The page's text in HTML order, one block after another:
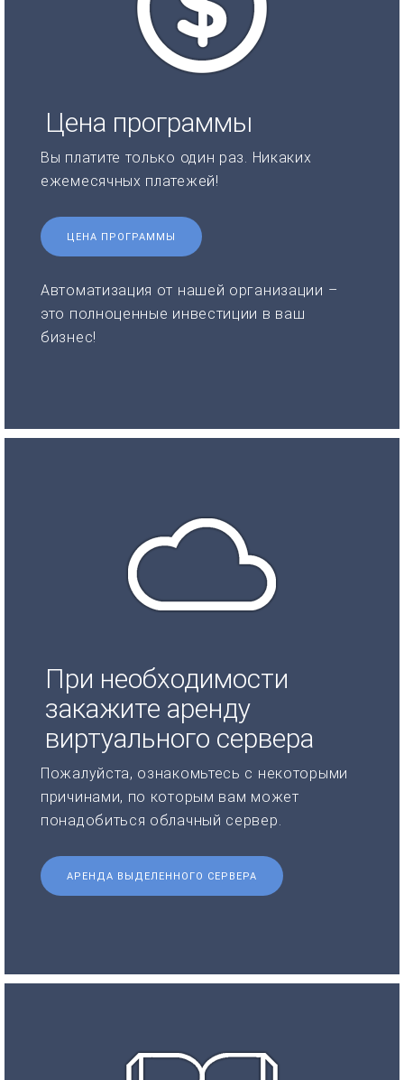
Цена программы
Вы платите только один раз. Никаких
ежемесячных платежей!
ЦЕНА ПРОГРАММЫ
Автоматизация от нашей организации –
это полноценные инвестиции в ваш
бизнес!
При необходимости
закажите аренду
виртуального сервера
Пожалуйста, ознакомьтесь с некоторыми
причинами, по которым вам может
понадобиться облачный сервер.
АРЕНДА ВЫДЕЛЕННОГО СЕРВЕРА